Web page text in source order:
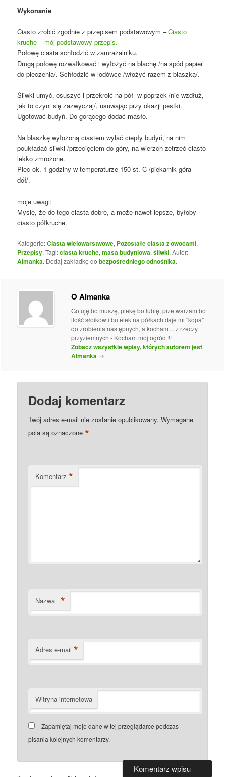
Wykonanie
Ciasto zrobić zgodnie z przepisem podstawowym –Ciasto
kruche – mój podstawowy przepis.
Połowę ciasta schłodzić w zamrażalniku.
Drugą połowę rozwałkować i wyłożyć na blachę /na spód papier
do pieczenia/. Schłodzić w lodówce /włożyć razem z blaszką/.
Śliwki umyć, osuszyć i przekroić na pół w poprzek /nie wzdłuż,
jak to czyni się zazwyczaj/, usuwając przy okazji pestki.
Ugotować budyń. Do gorącego dodać masło.
Na blaszkę wyłożoną ciastem wylać ciepły budyń, na nim
poukładać śliwki /przecięciem do góry, na wierzch zetrzeć ciasto
lekko zmrożone.
Piec ok. 1 godziny w temperaturze 150 st. C /piekarnik góra –
dół/.
moje uwagi:
Myślę, że do tego ciasta dobre, a może nawet lepsze, byłoby
ciasto półkruche.
Kategorie:Ciasta wielowarstwowe, Pozostałe ciasta z owocami,
Przepisy. Tagi:ciasta kruche,masa budyniowa,śliwki. Autor:
Almanka. Dodaj zakładkę dobezpośredniego odnośnika.
O Almanka
Gotuję bo muszę, piekę bo lubię, przetwarzam bo
ilość słoików i butelek na półkach daje mi "kopa"
do zrobienia następnych, a kocham.... z rzeczy
przyziemnych - Kocham mój ogród !!!
Zobacz wszystkie wpisy, których autorem jest
Almanka →
Dodaj komentarz
Twój adres e-mail nie zostanie opublikowany. Wymagane
pola są oznaczone*
Komentarz *
Nazwa *
Adres e-mail *
Witryna internetowa
Zapamiętaj moje dane w tej przeglądarce podczas
pisania kolejnych komentarzy.